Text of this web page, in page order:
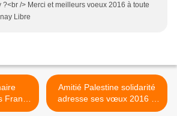
?<br /> Merci et meilleurs voeux 2016 à toute
Libre
Frank
la
Amitié Palestine solidarité
adresse ses vœux 2016 à
Aulnay-sous-Bois >